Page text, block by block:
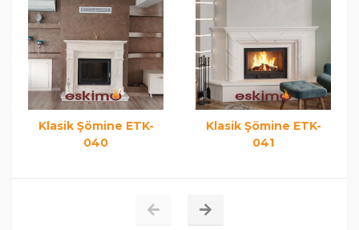
Klasik Şömine ETK-
040
Klasik Şömine ETK-
041